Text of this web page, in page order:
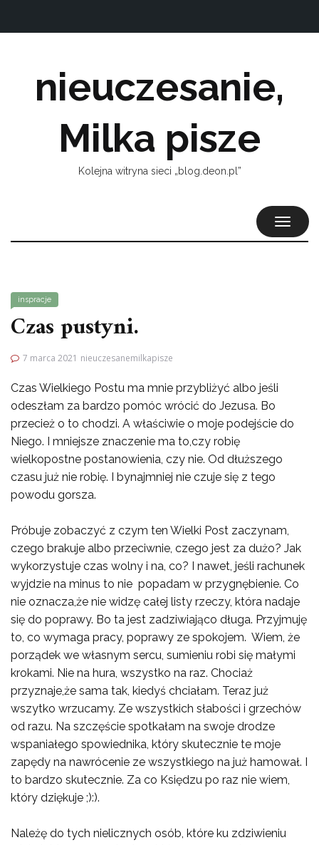
nieuczesanie,
Milka pisze
Kolejna witryna sieci „blog.deon.pl”
inspracje
Czas pustyni.
7 marca 2021 nieuczesanemilkapisze
Czas Wielkiego Postu ma mnie przybliżyć albo jeśli
odeszłam za bardzo pomóc wrócić do Jezusa. Bo
przecież o to chodzi. A właściwie o moje podejście do
Niego. I mniejsze znaczenie ma to,czy robię
wielkopostne postanowienia, czy nie. Od dłuższego
czasu już nie robię. I bynajmniej nie czuje się z tego
powodu gorsza.
Próbuje zobaczyć z czym ten Wielki Post zaczynam,
czego brakuje albo przeciwnie, czego jest za dużo? Jak
wykorzystuje czas wolny i na, co? I nawet, jeśli rachunek
wyjdzie na minus to nie popadam w przygnębienie. Co
nie oznacza,że nie widzę całej listy rzeczy, która nadaje
się do poprawy. Bo ta jest zadziwiająco długa. Przyjmuję
to, co wymaga pracy, poprawy ze spokojem. Wiem, że
porządek we własnym sercu, sumieniu robi się małymi
krokami. Nie na hura, wszystko na raz. Chociaż
przyznaje,że sama tak, kiedyś chciałam. Teraz już
wszytko wrzucamy. Ze wszystkich słabości i grzechów
od razu. Na szczęście spotkałam na swoje drodze
wspaniałego spowiednika, który skutecznie te moje
zapędy na nawrócenie ze wszystkiego na już hamował. I
to bardzo skutecznie. Za co Księdzu po raz nie wiem,
który dziękuje ;):).
Należę do tych nielicznych osób, które ku zdziwieniu